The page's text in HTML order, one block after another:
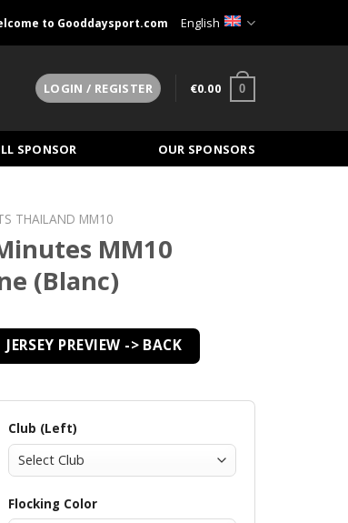
to Gooddaysport.com English
LOGIN / REGISTER €0.00 0
SPONSOR OUR SPONSORS
THAILAND MM10
MM10
(Blanc)
JERSEY PREVIEW -> BACK
Club (Left)
Flocking Color